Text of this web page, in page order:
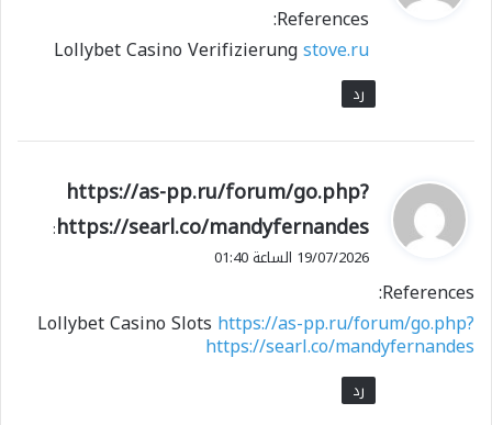
ل
References:
Lollybet Casino Verifizierungstove.ru
رد
ي
و
ل
https://as-pp.ru/forum/go.php?
https://searl.co/mandyfernandes
:
19/07/2026 الساعة 01:40
References:
Lollybet Casino Slots https://as-pp.ru/forum/go.php?
https://searl.co/mandyfernandes
رد